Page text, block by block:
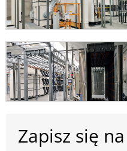
Zapisz się